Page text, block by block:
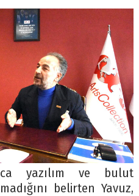
yazılım ve bulut
belirten Yavuz,